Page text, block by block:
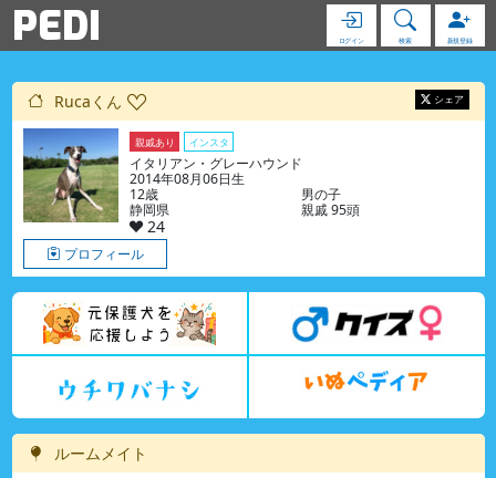
PEDI ログイン 検索 新規登録
Rucaくん シェア
親戚あり インスタ
イタリアン・グレーハウンド
2014年08月06日生
12歳
男の子
静岡県
親戚 95頭
24
プロフィール
ルームメイト